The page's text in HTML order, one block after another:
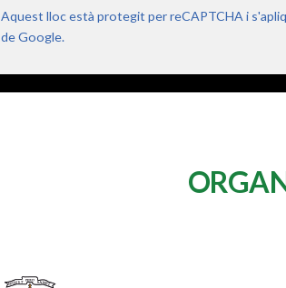
Aquest lloc està protegit per reCAPTCHA i
de Google.